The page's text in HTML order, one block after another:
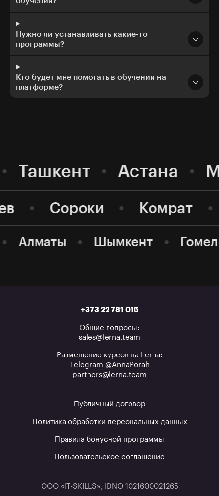
Нужно ли устанавливать какие-то
программы?
Кто будет мне помогать в обучении на
платформе?
Ташкент Астана
Комрат
Сороки
Алматы Шымкент
+373 22 781 015
Общие вопросы:
sales@lerna.team
Размещение курсов на Lerna:
Telegram @AnnaPorah
partners@lerna.team
Публичный договор
Политика обработки персональных данных
Правила бонусной программы
Пользовательское соглашение
ООО «IT-SKILLS», IDNO 1021600021265